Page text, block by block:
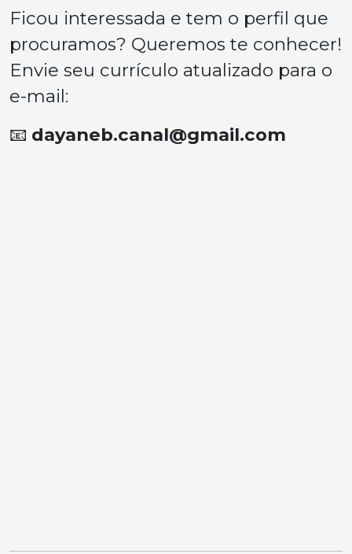
Ficou interessada e tem o perfil que
procuramos? Queremos te conhecer!
Envie seu currículo atualizado para o
e-mail:
📧 dayaneb.canal@gmail.com